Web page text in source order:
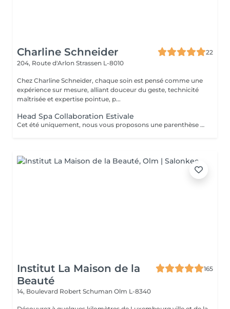
Charline Schneider
22
204, Route d'Arlon Strassen L-8010
Chez Charline Schneider, chaque soin est pensé comme une
expérience sur mesure, alliant douceur du geste, technicité
maîtrisée et expertise pointue, p...
Head Spa Collaboration Estivale
Cet été uniquement, nous vous proposons une parenthèse de bien-être en édition limitée. Pendant cette expérience, profitez d'un rituel profondément relaxant alliant massage du cuir chevelu, soins adaptés et lâcher-prise, dans une atmosphère douce et apaisante. Une collaboration éphémère. Quelques dates seulement. Nombre de places très limité. Réservez dès maintenant votre moment de détente avant la fin de cette collaboration estivale. Un sèche-cheveux est mis à disposition. Le séchage n'est pas inclus afin de préserver la dimension relaxante du soin.
Institut La Maison de la
Beauté
165
14, Boulevard Robert Schuman Olm L-8340